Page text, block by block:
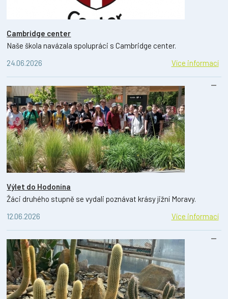
Cambridge center
Naše škola navázala spolupráci s Cambridge center.
24.06.2026
Více informací
Výlet do Hodonína
Žáci druhého stupně se vydali poznávat krásy jižní Moravy.
12.06.2026
Více informací